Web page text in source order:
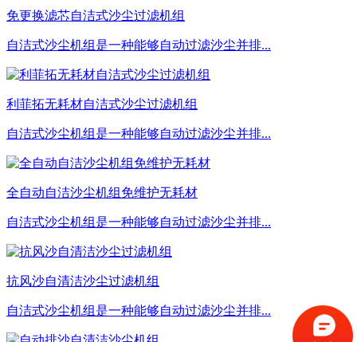
免更换滤芯自洁式沙尘过滤机组
自洁式沙尘机组是一种能够自动过滤沙尘并排...
利菲拓无耗材自洁式沙尘过滤机组
自洁式沙尘机组是一种能够自动过滤沙尘并排...
全自动自洁沙尘机组免维护无耗材
自洁式沙尘机组是一种能够自动过滤沙尘并排...
抗风沙自清洁沙尘过滤机组
自洁式沙尘机组是一种能够自动过滤沙尘并排...